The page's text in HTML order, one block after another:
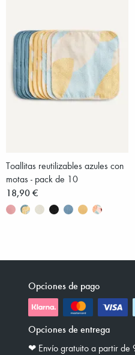
Toallitas reutilizables azules con
motas - pack de 10
18,90 €
Opciones de pago
Opciones de entrega
❤︎ Envío gratuito a partir